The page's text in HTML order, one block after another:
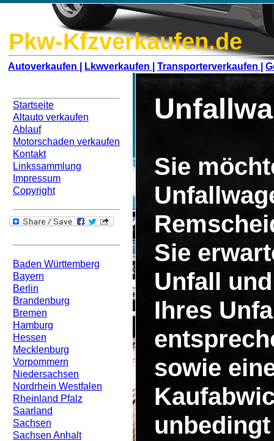
Pkw-Kfzverkaufen.de
Autoverkaufen | Lkwverkaufen | Transporterverkaufen |
Startseite
Altauto verkaufen
Ablauf
Motorschaden verkaufen
Kontakt
Linkssammlung
Impressum
Copyright
Baden Württemberg
Bayern
Berlin
Brandenburg
Bremen
Hamburg
Hessen
Mecklenburg
Vorpommern
Niedersachsen
Nordrhein Westfalen
Rheinland Pfalz
Saarland
Sachsen
Sachsen Anhalt
Sie
Sie
Unfall
Ihres
sowie